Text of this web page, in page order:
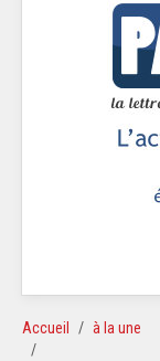
Accueil à la une